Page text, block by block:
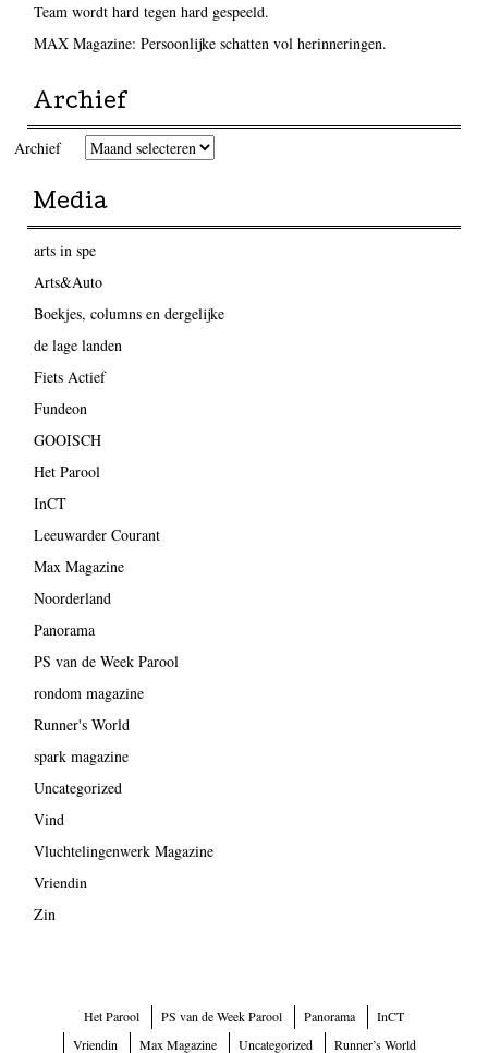
Team wordt hard tegen hard gespeeld.
MAX Magazine: Persoonlijke schatten vol herinneringen.
Archief
Archief
Media
arts in spe
Arts&Auto
Boekjes, columns en dergelijke
de lage landen
Fiets Actief
Fundeon
GOOISCH
Het Parool
InCT
Leeuwarder Courant
Max Magazine
Noorderland
Panorama
PS van de Week Parool
rondom magazine
Runner's World
spark magazine
Uncategorized
Vind
Vluchtelingenwerk Magazine
Vriendin
Zin
Het Parool PS van de Week Parool Panorama
InCT
Vriendin
Max Magazine Uncategorized Runner’s World